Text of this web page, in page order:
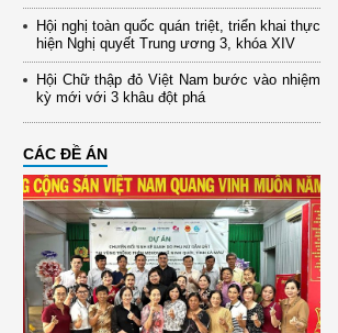
Hội nghị toàn quốc quán triệt, triển khai thực
hiện Nghị quyết Trung ương 3, khóa XIV
Hội Chữ thập đỏ Việt Nam bước vào nhiệm
kỳ mới với 3 khâu đột phá
CÁC ĐỀ ÁN